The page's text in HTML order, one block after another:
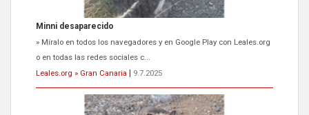
Minni desaparecido
» Míralo en todos los navegadores y en Google Play con Leales.org
o en todas las redes sociales c...
Leales.org » Gran Canaria
9.7.2025